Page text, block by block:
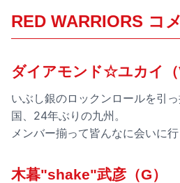
RED WARRIORS コ
ダイアモンド☆ユカイ（
いぶし銀のロックンロールを引
国、24年ぶりの九州。
メンバー揃って皆んなに会いに
木暮"shake"武彦（G）